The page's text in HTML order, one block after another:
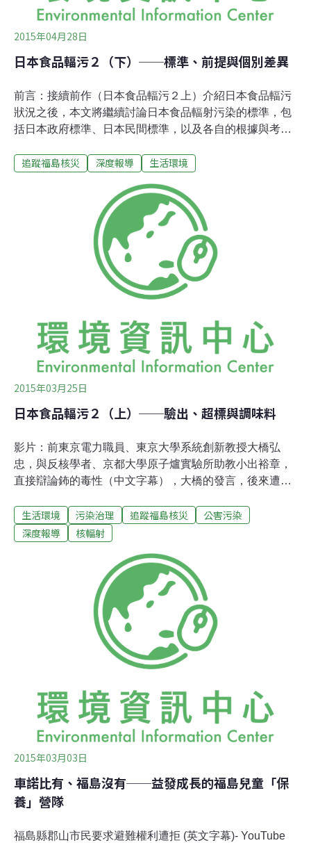
2015年04月28日
日本食品輻污２（下）──標準、前提與個別差異
前言：接續前作（日本食品輻污２上）介紹日本食品輻污
狀況之後，本文將繼續討論日本食品輻射污染的標準，包
括日本政府標準、日本民間標準，以及各自的根據與考
供不同立場學者的說法，並進一步認識統計上的意涵。日
的說明裡（見下圖），照現行日本標準（一般食品100貝
克／公斤）飲食，體內累積的輻射劑量（以下皆為醫療外
人工放射性核種），會在一年一毫西弗以下（不含體外被
曝：比國際放射線防護委員會寬鬆），亦即國際食品法典
委員會的要求，是在這樣的基礎下為日本民眾設定標準。
追蹤福島核災 深度報導 生活環境
2015年03月25日
日本食品輻污２（上）──驗出、超標與調味料
影片：前東京電力職員、東京大學系統創新教授大橋弘
忠，與反核學者、京都大學原子爐實驗所助教小出裕章，
直接辯論鈽的毒性（中文字幕），大橋的發言，後來遭到
前，筆者在另一個短期的食安專欄，整理了一些日本食品
輻射污染數據（主要是2013/12~2014/3的官方數據）；後
續編譯福島核災報導，一年後的本文，則整理2014年12月
到2015年3月間，出自日本厚生勞動省的超標檢驗數據、
這一年來「若干」受矚目的檢驗（超標或未超標）數據，
以及相關的注意事項。
生活環境 污染治理 追蹤福島核災
公害污染
深度報導
核輻射
2015年03月03日
車諾比有、福島沒有──益發成長的福島兒童「保
養」營隊
福島縣郡山市民要求避難權利遭拒 (英文字幕)- YouTube